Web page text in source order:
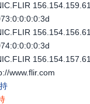
156.154.159.61
156.154.156.61
156.154.157.61
www.flir.com